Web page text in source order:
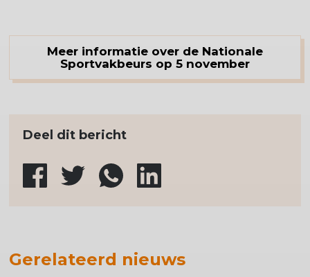
Meer informatie over de Nationale
Sportvakbeurs op 5 november
Deel dit bericht
Gerelateerd nieuws